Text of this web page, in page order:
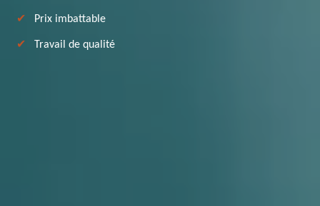
Prix imbattable
Travail de qualité